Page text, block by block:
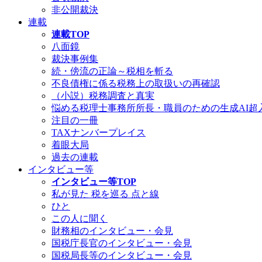
非公開裁決
連載
連載TOP
八面鏡
裁決事例集
続・傍流の正論～税相を斬る
不良債権に係る税務上の取扱いの再確認
（小説）税務調査と真実
悩める税理士事務所所長・職員のための生成AI超
注目の一冊
TAXナンバープレイス
着眼大局
過去の連載
インタビュー等
インタビュー等TOP
私が見た 税を巡る 点と線
ひと
この人に聞く
財務相のインタビュー・会見
国税庁長官のインタビュー・会見
国税局長等のインタビュー・会見